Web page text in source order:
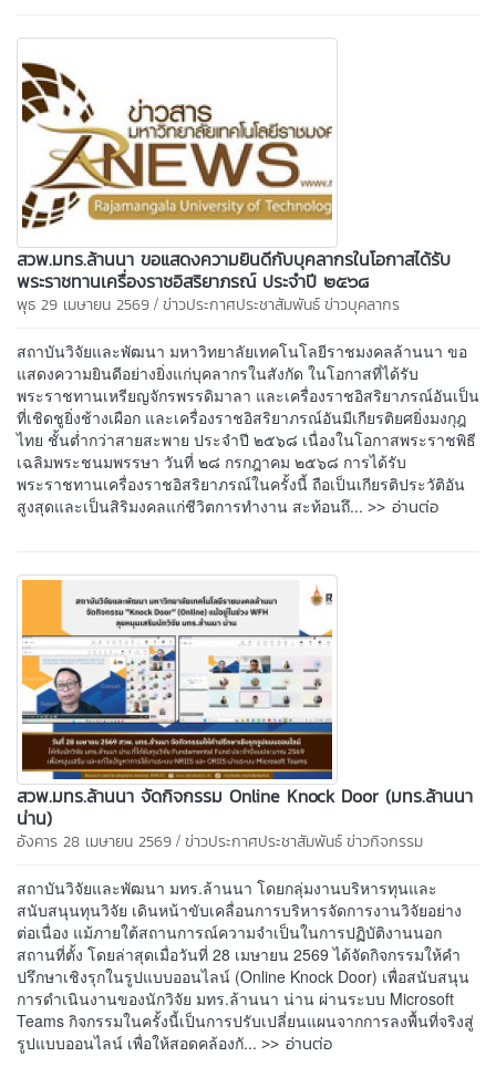
สวพ.มทร.ล้านนา ขอแสดงความยินดีกับบุคลากรในโอกาสได้รับ
พระราชทานเครื่องราชอิสริยาภรณ์ ประจำปี ๒๕๖๘
พุธ 29 เมษายน 2569 / ข่าวประกาศประชาสัมพันธ์ข่าวบุคลากร
สถาบันวิจัยและพัฒนา มหาวิทยาลัยเทคโนโลยีราชมงคลล้านนา ขอ
แสดงความยินดีอย่างยิ่งแก่บุคลากรในสังกัด ในโอกาสที่ได้รับ
พระราชทานเหรียญจักรพรรดิมาลา และเครื่องราชอิสริยาภรณ์อันเป็น
ที่เชิดชูยิ่งช้างเผือก และเครื่องราชอิสริยาภรณ์อันมีเกียรติยศยิ่งมงกุฎ
ไทย ชั้นต่ำกว่าสายสะพาย ประจำปี ๒๕๖๘ เนื่องในโอกาสพระราชพิธี
เฉลิมพระชนมพรรษา วันที่ ๒๘ กรกฎาคม ๒๕๖๘ การได้รับ
พระราชทานเครื่องราชอิสริยาภรณ์ในครั้งนี้ ถือเป็นเกียรติประวัติอัน
สูงสุดและเป็นสิริมงคลแก่ชีวิตการทำงาน สะท้อนถึ... >> อ่านต่อ
สวพ.มทร.ล้านนา จัดกิจกรรม Online Knock Door (มทร.ล้านนา
น่าน)
อังคาร 28 เมษายน 2569 / ข่าวประกาศประชาสัมพันธ์ข่าวกิจกรรม
สถาบันวิจัยและพัฒนา มทร.ล้านนา โดยกลุ่มงานบริหารทุนและ
สนับสนุนทุนวิจัย เดินหน้าขับเคลื่อนการบริหารจัดการงานวิจัยอย่าง
ต่อเนื่อง แม้ภายใต้สถานการณ์ความจำเป็นในการปฏิบัติงานนอก
สถานที่ตั้ง โดยล่าสุดเมื่อวันที่ 28 เมษายน 2569 ได้จัดกิจกรรมให้คำ
ปรึกษาเชิงรุกในรูปแบบออนไลน์ (Online Knock Door) เพื่อสนับสนุน
การดำเนินงานของนักวิจัย มทร.ล้านนา น่าน ผ่านระบบ Microsoft
Teams กิจกรรมในครั้งนี้เป็นการปรับเปลี่ยนแผนจากการลงพื้นที่จริงสู่
รูปแบบออนไลน์ เพื่อให้สอดคล้องกั... >> อ่านต่อ